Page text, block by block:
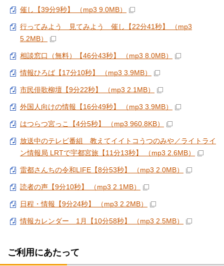
催し【39分9秒】 （mp3 9.0MB）
行ってみよう 見てみよう 催し【22分41秒】 （mp3
5.2MB）
相談窓口（無料）【46分43秒】 （mp3 8.0MB）
情報ひろば【17分10秒】 （mp3 3.9MB）
市民俳歌柳壇【9分22秒】 （mp3 2.1MB）
外国人向けの情報【16分49秒】 （mp3 3.9MB）
はつらつ宮っこ【4分5秒】 （mp3 960.8KB）
放送中のテレビ番組 教えてイイトコうつのみや／ライトライ
ン情報局 LRTで宇都宮旅【11分13秒】 （mp3 2.6MB）
雷都さんちの令和LIFE【8分53秒】 （mp3 2.0MB）
読者の声【9分10秒】 （mp3 2.1MB）
日程・情報【9分24秒】 （mp3 2.2MB）
情報カレンダー 1月【10分58秒】 （mp3 2.5MB）
ご利用にあたって